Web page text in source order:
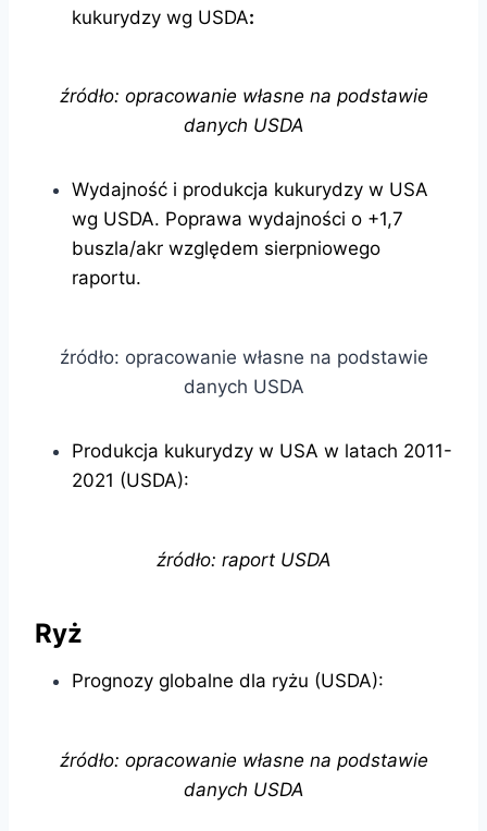
kukurydzy wg USDA:
źródło: opracowanie własne na podstawie
danych USDA
Wydajność i produkcja kukurydzy w USA
wg USDA. Poprawa wydajności o +1,7
buszla/akr względem sierpniowego
raportu.
źródło: opracowanie własne na podstawie
danych USDA
Produkcja kukurydzy w USA w latach 2011-
2021 (USDA):
źródło: raport USDA
Ryż
Prognozy globalne dla ryżu (USDA):
źródło: opracowanie własne na podstawie
danych USDA